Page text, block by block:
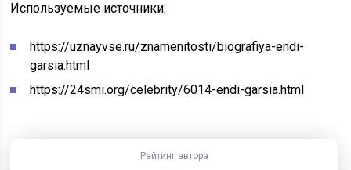
Используемые источники:
https://uznayvse.ru/znamenitosti/biografiya-endi-
garsia.html
https://24smi.org/celebrity/6014-endi-garsia.html
Рейтинг автора